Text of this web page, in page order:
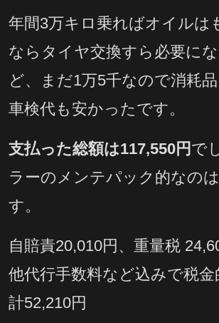
年間3万キロ乗ればオイルは
ならタイヤ交換すら必要に
ど、まだ1万5千なので消耗
車検代も安かったです。
支払った総額は117,550円 で
ラーのメンテパック的なの
す。
自賠責20,010円、重量税
他代行手数料など込みで税
計52,210円